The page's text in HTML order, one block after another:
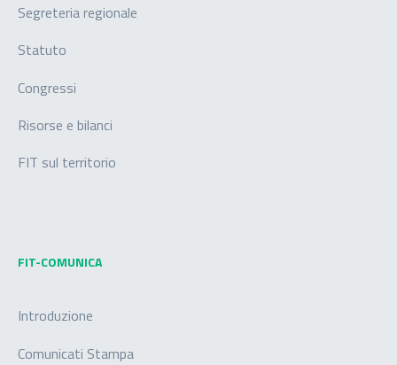
Segreteria regionale
Statuto
Congressi
Risorse e bilanci
FIT sul territorio
FIT-COMUNICA
Introduzione
Comunicati Stampa